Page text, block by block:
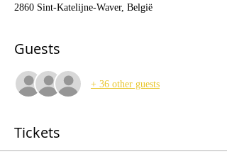
2860 Sint-Katelijne-Waver, België
Guests
+ 36 other guests
Tickets